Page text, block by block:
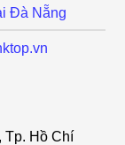
Đà Nẵng
Tp. Hồ Chí